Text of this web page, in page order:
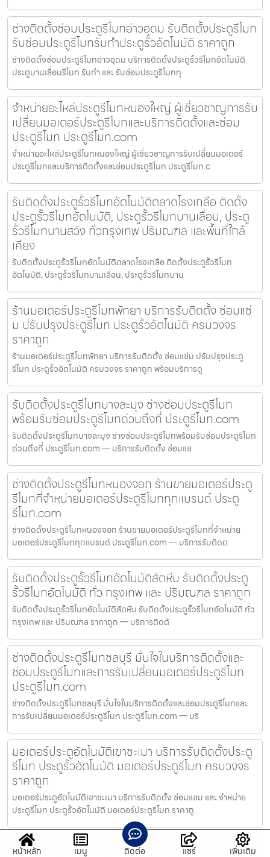
ช่างติดตั้งซ่อมประตูรีโมทอ่าวอุดม รับติดตั้งประตูรีโมท
รับซ่อมประตูรีโมทรับทำประตูรั้วอัตโนมัติ ราคาถูก
ช่างติดตั้งซ่อมประตูรีโมทอ่าวอุดม บริการติดตั้งประตูรั้วรีโมทอัตโนมัติ
ประตูบานเลื่อนรีโมท รับทำ และ รับซ่อมประตูรีโมททุ
จำหน่ายอะไหล่ประตูรีโมทหนองใหญ่ ผู้เชี่ยวชาญการรับ
เปลี่ยนมอเตอร์ประตูรีโมทและบริการติดตั้งและซ่อม
ประตูรีโมท ประตูรีโมท.com
จำหน่ายอะไหล่ประตูรีโมทหนองใหญ่ ผู้เชี่ยวชาญการรับเปลี่ยนมอเตอร์
ประตูรีโมทและบริการติดตั้งและซ่อมประตูรีโมท ประตูรีโมท.c
รับติดตั้งประตูรั้วรีโมทอัตโนมัติตลาดโรงเกลือ ติดตั้ง
ประตูรั้วรีโมทอัตโนมัติ, ประตูรั้วรีโมทบานเลื่อน, ประตู
รั้วรีโมทบานสวิง ทั่วกรุงเทพ ปริมณฑล และพื้นที่ใกล้
เคียง
รับติดตั้งประตูรั้วรีโมทอัตโนมัติตลาดโรงเกลือ ติดตั้งประตูรั้วรีโมท
อัตโนมัติ, ประตูรั้วรีโมทบานเลื่อน, ประตูรั้วรีโมทบาน
ร้านมอเตอร์ประตูรีโมทพัทยา บริการรับติดตั้ง ซ่อมแซ่
ม ปรับปรุงประตูรีโมท ประตูรั้วอัตโนมัติ ครบวงจร
ราคาถูก
ร้านมอเตอร์ประตูรีโมทพัทยา บริการรับติดตั้ง ซ่อมแซ่ม ปรับปรุงประตู
รีโมท ประตูรั้วอัตโนมัติ ครบวงจร ราคาถูก พร้อมบริการดู
รับติดตั้งประตูรีโมทบางละมุง ช่างซ่อมประตูรีโมท
พร้อมรับซ่อมประตูรีโมทด่วนถึงที่ ประตูรีโมท.com
รับติดตั้งประตูรีโมทบางละมุง ช่างซ่อมประตูรีโมทพร้อมรับซ่อมประตูรีโมท
ด่วนถึงที่ ประตูรีโมท.com — บริการรับติดตั้ง ซ่อมแซ
ช่างติดตั้งประตูรีโมทหนองจอก ร้านขายมอเตอร์ประตู
รีโมทที่จำหน่ายมอเตอร์ประตูรีโมททุกแบรนด์ ประตู
รีโมท.com
ช่างติดตั้งประตูรีโมทหนองจอก ร้านขายมอเตอร์ประตูรีโมทที่จำหน่าย
มอเตอร์ประตูรีโมททุกแบรนด์ ประตูรีโมท.com — บริการรับติดต
รับติดตั้งประตูรั้วรีโมทอัตโนมัติสัตหีบ รับติดตั้งประตู
รั้วรีโมทอัตโนมัติ ทั่ว กรุงเทพ และ ปริมณฑล ราคาถูก
รับติดตั้งประตูรั้วรีโมทอัตโนมัติสัตหีบ รับติดตั้งประตูรั้วรีโมทอัตโนมัติ ทั่ว
กรุงเทพ และ ปริมณฑล ราคาถูก — บริการติดตั
ช่างติดตั้งประตูรีโมทชลบุรี มั่นใจในบริการติดตั้งและ
ซ่อมประตูรีโมทและการรับเปลี่ยนมอเตอร์ประตูรีโมท
ประตูรีโมท.com
ช่างติดตั้งประตูรีโมทชลบุรี มั่นใจในบริการติดตั้งและซ่อมประตูรีโมทและ
การรับเปลี่ยนมอเตอร์ประตูรีโมท ประตูรีโมท.com — บริ
มอเตอร์ประตูอัตโนมัติเขาชะเมา บริการรับติดตั้งประตู
รีโมท ประตูรั้วอัตโนมัติ มอเตอร์ประตูรีโมท ครบวงจร
ราคาถูก
มอเตอร์ประตูอัตโนมัติเขาชะเมา บริการรับติดตั้ง ซ่อมแซม และ จำหน่าย
ประตูรีโมท ประตูรั้วอัตโนมัติ มอเตอร์ประตูรีโมท ราคาถู
ประตูรั้วรีโมทเขาชะเมา บริการรับติดตั้ง ซ่อมแซ่ม
หน้าหลัก เมนู ติดต่อ แชร์ เพิ่มเติม